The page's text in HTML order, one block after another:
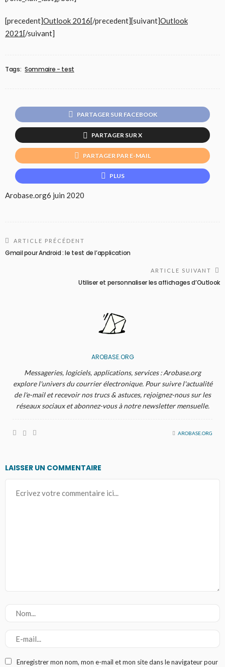
[precedent]Outlook 2016[/precedent][suivant]Outlook
2021[/suivant]
Tags: Sommaire - test
PARTAGER SUR FACEBOOK
PARTAGER SUR X
PARTAGER PAR E-MAIL
PLUS
Arobase.org6 juin 2020
ARTICLE PRÉCÉDENT
Gmail pour Android : le test de l’application
ARTICLE SUIVANT
Utiliser et personnaliser les affichages d’Outlook
AROBASE.ORG
Messageries, logiciels, applications, services : Arobase.org
explore l'univers du courrier électronique. Pour suivre l'actualité
de l'e-mail et recevoir nos trucs & astuces, rejoignez-nous sur les
réseaux sociaux et abonnez-vous à notre newsletter mensuelle.
AROBASE.ORG
LAISSER UN COMMENTAIRE
Enregistrer mon nom, mon e-mail et mon site dans le navigateur pour